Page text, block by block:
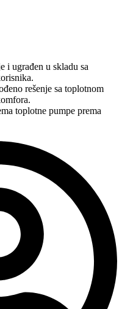
i ugrađen u skladu sa
rešenje sa toplotnom
toplotne pumpe prema